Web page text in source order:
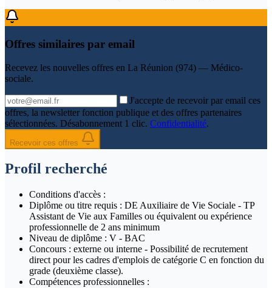
Offres similaires par email
Recevez les nouvelles offres en La Réunion (974) — Médico-
sociale.
J'accepte de recevoir par email ces
offres, la newsletter fonction publique et des offres partenaires
sélectionnées. Désabonnement 1 clic. Confidentialité.
Recevoir ces offres
Profil recherché
Conditions d'accès :
Diplôme ou titre requis : DE Auxiliaire de Vie Sociale - TP
Assistant de Vie aux Familles ou équivalent ou expérience
professionnelle de 2 ans minimum
Niveau de diplôme : V - BAC
Concours : externe ou interne - Possibilité de recrutement
direct pour les cadres d'emplois de catégorie C en fonction du
grade (deuxième classe).
Compétences professionnelles :